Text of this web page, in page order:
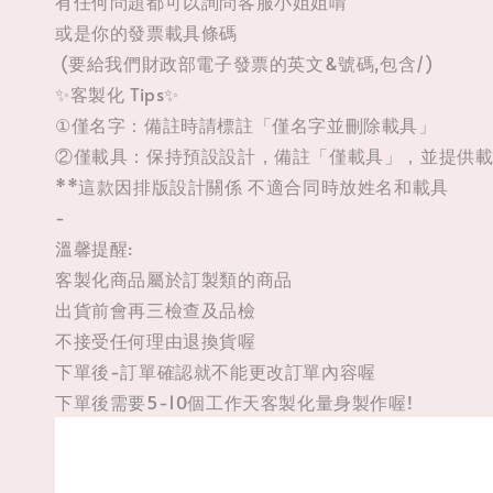
或是你的發票載具條碼
(要給我們財政部電子發票的英文&號碼,包含/)
✨客製化 Tips✨
①僅名字：備註時請標註「僅名字並刪除載具」
②僅載具：保持預設設計，備註「僅載具」，並提供
**這款因排版設計關係 不適合同時放姓名和載具
-
溫馨提醒:
客製化商品屬於訂製類的商品
出貨前會再三檢查及品檢
不接受任何理由退換貨喔
下單後-訂單確認就不能更改訂單內容喔
下單後需要5-10個工作天客製化量身製作喔!